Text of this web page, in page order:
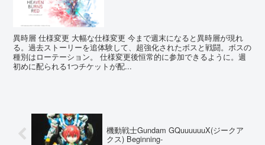
異時層 仕様変更 大幅な仕様変更 今まで週末になると異時層が現れ
る。過去ストーリーを追体験して、超強化されたボスと戦闘。ボスの
種別はローテーション。 仕様変更後恒常的に参加できるように。週
初めに配られる1つチケットが配...
機動戦士Gundam GQuuuuuuX(ジークア
クス) Beginning-